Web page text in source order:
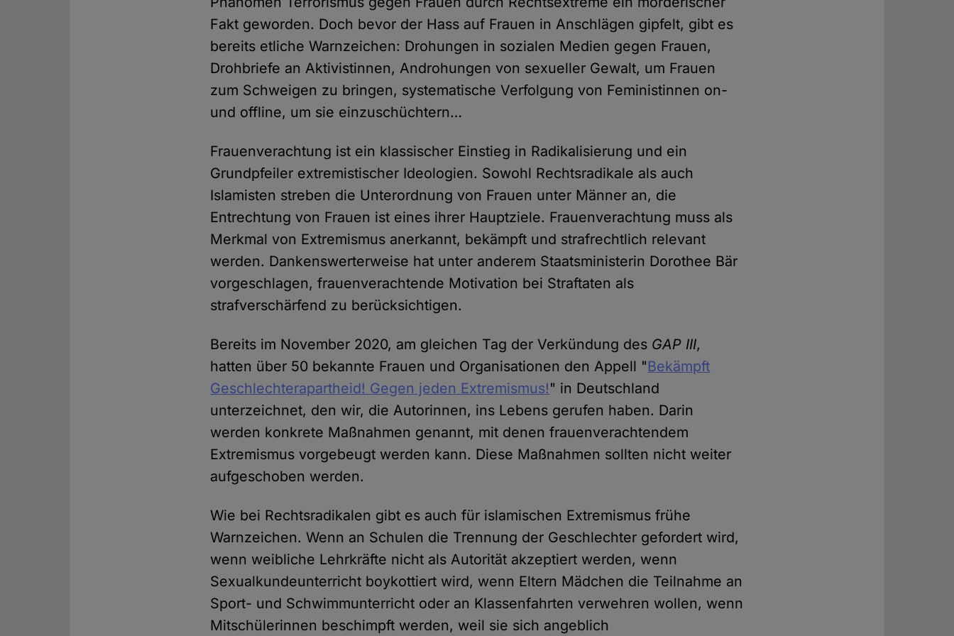
Fakt geworden. Doch bevor der Hass auf Frauen in Anschlägen gipfelt, gibt es
bereits etliche Warnzeichen: Drohungen in sozialen Medien gegen Frauen,
Drohbriefe an Aktivistinnen, Androhungen von sexueller Gewalt, um Frauen
zum Schweigen zu bringen, systematische Verfolgung von Feministinnen on-
und offline, um sie einzuschüchtern…
Frauenverachtung ist ein klassischer Einstieg in Radikalisierung und ein
Grundpfeiler extremistischer Ideologien. Sowohl Rechtsradikale als auch
Islamisten streben die Unterordnung von Frauen unter Männer an, die
Entrechtung von Frauen ist eines ihrer Hauptziele. Frauenverachtung muss als
Merkmal von Extremismus anerkannt, bekämpft und strafrechtlich relevant
werden. Dankenswerterweise hat unter anderem Staatsministerin Dorothee Bär
vorgeschlagen, frauenverachtende Motivation bei Straftaten als
strafverschärfend zu berücksichtigen.
Bereits im November 2020, am gleichen Tag der Verkündung des GAP III,
hatten über 50 bekannte Frauen und Organisationen den Appell "Bekämpft
Geschlechterapartheid! Gegen jeden Extremismus!" in Deutschland
unterzeichnet, den wir, die Autorinnen, ins Lebens gerufen haben. Darin
werden konkrete Maßnahmen genannt, mit denen frauenverachtendem
Extremismus vorgebeugt werden kann. Diese Maßnahmen sollten nicht weiter
aufgeschoben werden.
Wie bei Rechtsradikalen gibt es auch für islamischen Extremismus frühe
Warnzeichen. Wenn an Schulen die Trennung der Geschlechter gefordert wird,
wenn weibliche Lehrkräfte nicht als Autorität akzeptiert werden, wenn
Sexualkundeunterricht boykottiert wird, wenn Eltern Mädchen die Teilnahme an
Sport- und Schwimmunterricht oder an Klassenfahrten verwehren wollen, wenn
Mitschülerinnen beschimpft werden, weil sie sich angeblich